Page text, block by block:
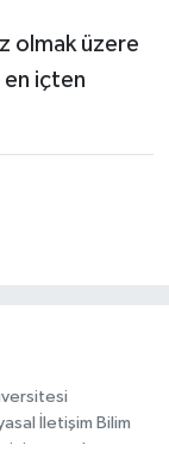
olmak üzere
en içten
İletişim Bilim
tamamlamıştır.